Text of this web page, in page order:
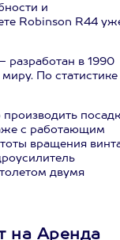
и
Robinson R44
разработан в 1990
По статистике
с работающим
вращения
двумя
на Аренда